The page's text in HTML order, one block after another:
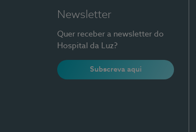
Newsletter
Quer receber a newsletter do
Hospital da Luz?
Subscreva aqui